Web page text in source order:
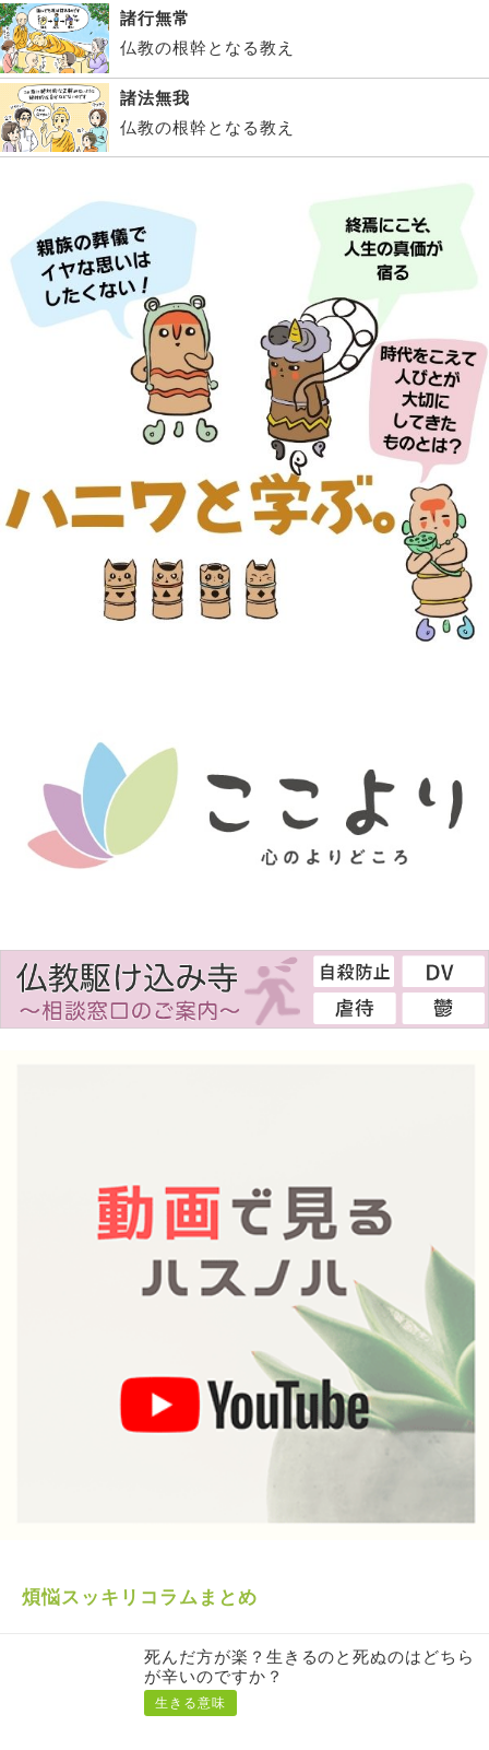
諸行無常
仏教の根幹となる教え
諸法無我
仏教の根幹となる教え
煩悩スッキリコラムまとめ
死んだ方が楽？生きるのと死ぬのはどちら
が辛いのですか？
生きる意味